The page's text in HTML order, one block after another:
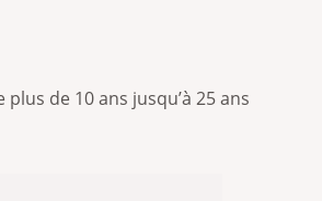
de 10 ans jusqu’à 25 ans